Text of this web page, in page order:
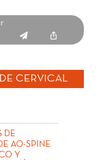
CERVICAL
DE
AO-SPINE
Y